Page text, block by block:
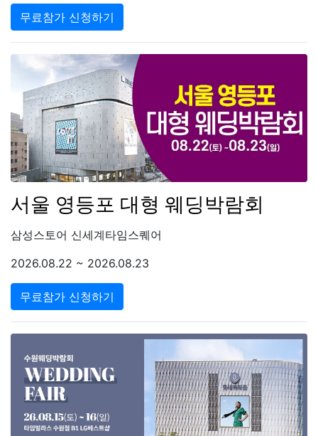
무료참가 신청하기
서울 영등포 대형 웨딩박람회
삼성스토어 신세계타임스퀘어
2026.08.22 ~ 2026.08.23
무료참가 신청하기